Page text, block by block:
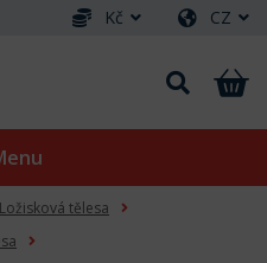
Kč CZ
Ložisková tělesa